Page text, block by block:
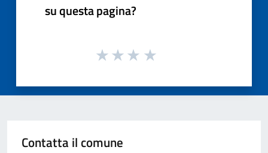
su questa pagina?
Contatta il comune